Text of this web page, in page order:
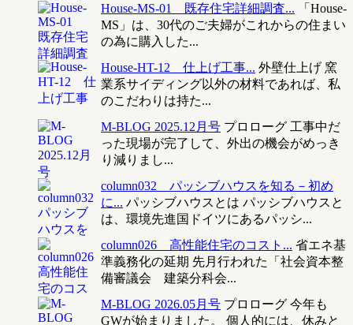
House-MS-01 既存住宅詳細調査...
「House-
MS」は、30代のご夫婦がこれからの住まい
の為に購入した...
House-HT-12 仕上げ工事... 外壁仕上げ 窯
業系サイディング以外の材料であれば、私
のこだわりは持た...
M-BLOG 2025.12月号 プロローグ 工事中だ
った現場が完了して、外出の機会がめっき
り減りまし...
column032 パッシブハウスを知る－初め
に... パッシブハウスとは パッシブハウスと
は、環境先進国ドイツにあるパッシ...
column026 高性能住宅のコスト... 省エネ基
準義務化の延期 先月行われた「社会資本整
備審議会 建築分科会...
M-BLOG 2026.05月号 プロローグ 今年も
GWが始まりました。 個人的には、休みと